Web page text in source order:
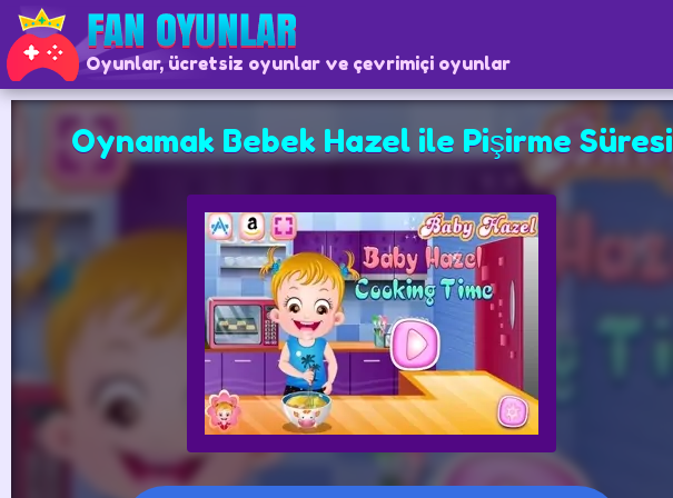
Oyunlar, ücretsiz oyunlar ve çevrimiçi oyunlar
Oynamak Bebek Hazel ile Pişirme Süresi